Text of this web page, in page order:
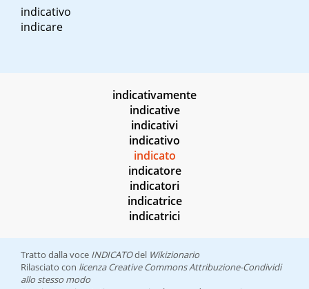
indicativo
indicare
indicativamente
indicative
indicativi
indicativo
indicato
indicatore
indicatori
indicatrice
indicatrici
Tratto dalla voce INDICATOdel Wikizionario
Rilasciato con licenza Creative Commons Attribuzione-Condividi
allo stesso modo